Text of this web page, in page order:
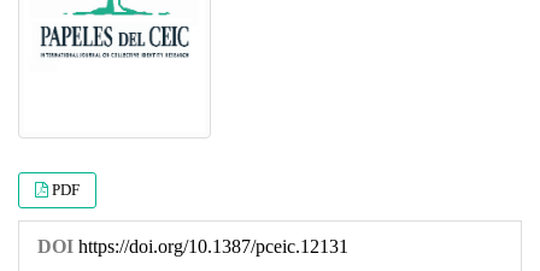
PDF
DOI https://doi.org/10.1387/pceic.12131